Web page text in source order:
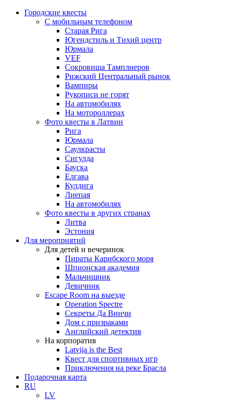
Городские квесты
С мобильным телефоном
Старая Рига
Югендстиль и Тихий центр
Юрмала
VEF
Сокровища Тамплиеров
Рижский Центральный рынок
Вампиры
Рукописи не горят
На автомобилях
На мотороллерах
Фото квесты в Латвии
Рига
Юрмала
Саулкрасты
Сигулда
Бауска
Елгава
Кулдига
Лиепая
На автомобилях
Фото квесты в других странах
Литва
Эстония
Для мероприятий
Для детей и вечеринок
Пираты Карибского моря
Шпионская академия
Мальчишник
Девичник
Escape Room на выезде
Operation Spectre
Секреты Да Винчи
Дом с призраками
Английский детектив
На корпоратив
Latvija is the Best
Квест для спортивных игр
Приключения на реке Брасла
Подарочная карта
RU
LV